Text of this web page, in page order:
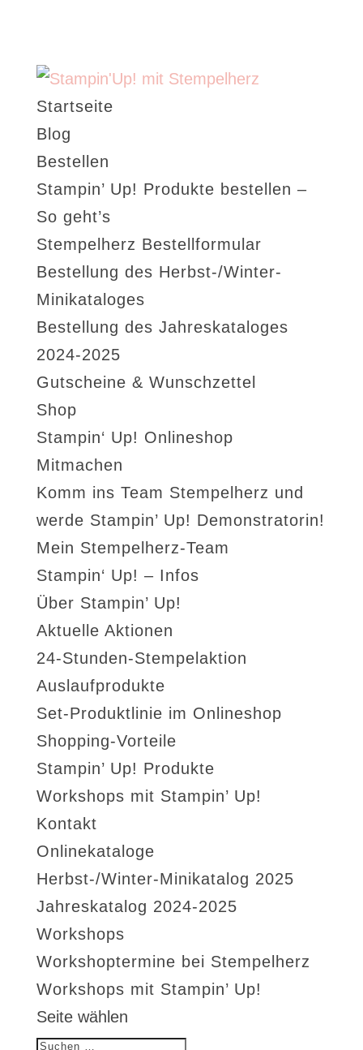
Startseite
Blog
Bestellen
Stampin’ Up! Produkte bestellen –
So geht’s
Stempelherz Bestellformular
Bestellung des Herbst-/Winter-
Minikataloges
Bestellung des Jahreskataloges
2024-2025
Gutscheine & Wunschzettel
Shop
Stampin‘ Up! Onlineshop
Mitmachen
Komm ins Team Stempelherz und
werde Stampin’ Up! Demonstratorin!
Mein Stempelherz-Team
Stampin‘ Up! – Infos
Über Stampin’ Up!
Aktuelle Aktionen
24-Stunden-Stempelaktion
Auslaufprodukte
Set-Produktlinie im Onlineshop
Shopping-Vorteile
Stampin’ Up! Produkte
Workshops mit Stampin’ Up!
Kontakt
Onlinekataloge
Herbst-/Winter-Minikatalog 2025
Jahreskatalog 2024-2025
Workshops
Workshoptermine bei Stempelherz
Workshops mit Stampin’ Up!
Seite wählen